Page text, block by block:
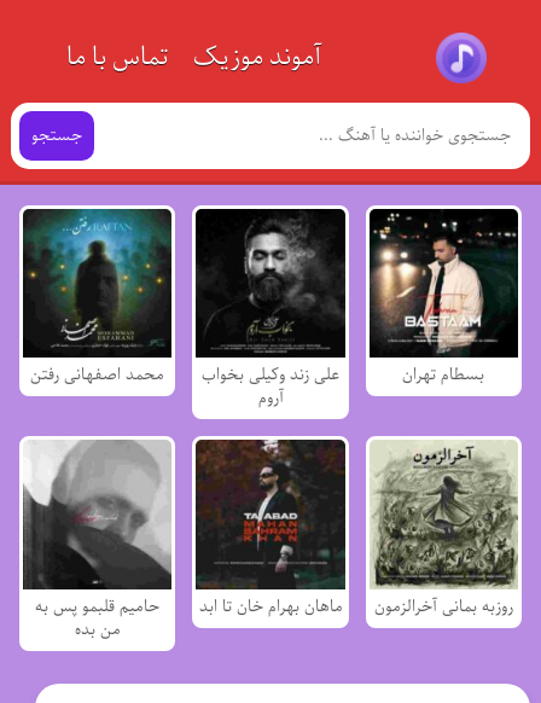
آموند موزیک تماس با ما
جستجو
بسطام تهران
علی زند وکیلی بخواب
آروم
محمد اصفهانی رفتن
روزبه بمانی آخرالزمون ماهان بهرام خان تا ابد
حامیم قلبمو پس به
من بده